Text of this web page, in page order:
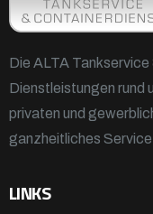
Die ALTA
Dienstleistungen rund
privaten und
ganzheitliches
LINKS